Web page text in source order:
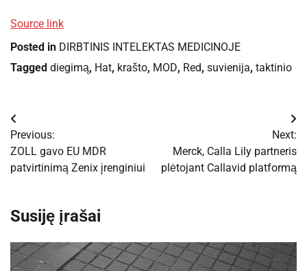
Source link
Posted in DIRBTINIS INTELEKTAS MEDICINOJE
Tagged diegimą, Hat, krašto, MOD, Red, suvienija, taktinio
Navigacija
tarp
įrašų
Previous:
ZOLL gavo EU MDR
patvirtinimą Zenix įrenginiui
Next:
Merck, Calla Lily partneris
plėtojant Callavid platformą
Susiję įrašai